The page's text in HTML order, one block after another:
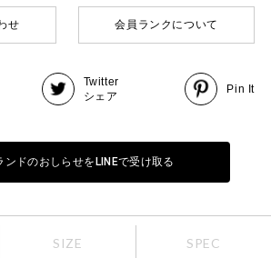
せ 会員ランクについて
Twitter
シェア
Pin It
ンドのおしらせをLINEで受け取る
SIZE SPEC